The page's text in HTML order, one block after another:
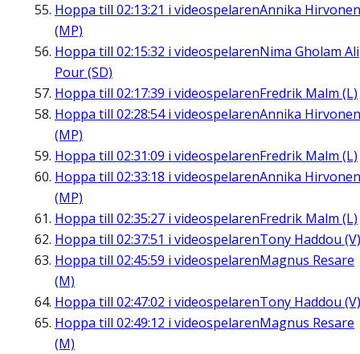
Hoppa till 02:13:21 i videospelarenAnnika Hirvonen
(MP)
Hoppa till 02:15:32 i videospelarenNima Gholam Ali
Pour (SD)
Hoppa till 02:17:39 i videospelarenFredrik Malm (L)
Hoppa till 02:28:54i videospelarenAnnika Hirvonen
(MP)
Hoppa till 02:31:09 i videospelarenFredrik Malm (L)
Hoppa till 02:33:18 i videospelarenAnnika Hirvonen
(MP)
Hoppa till 02:35:27 i videospelarenFredrik Malm (L)
Hoppa till 02:37:51 i videospelarenTony Haddou (V)
Hoppa till 02:45:59 i videospelarenMagnus Resare
(M)
Hoppa till 02:47:02 i videospelarenTony Haddou (V)
Hoppa till 02:49:12 i videospelarenMagnus Resare
(M)